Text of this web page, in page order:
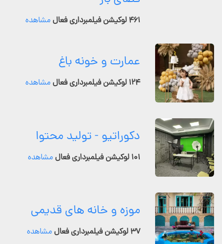
۴۶۱ لوکیشن فیلمبرداری فعال مشاهده
عمارت و خونه باغ
۱۲۴ لوکیشن فیلمبرداری فعال مشاهده
دکوراتیو - تولید محتوا
۱۰۱ لوکیشن فیلمبرداری فعال مشاهده
موزه و خانه های قدیمی
۳۷ لوکیشن فیلمبرداری فعال مشاهده